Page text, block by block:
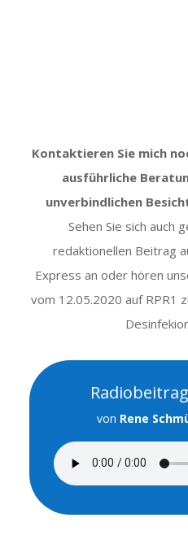
Kontaktieren Sie mich
ausführliche
unverbindlichen
Sehen Sie sich auch
redaktionellen Beitrag
Express an oder hören
vom 12.05.2020 auf RPR1
Radiobeitrag
von Rene